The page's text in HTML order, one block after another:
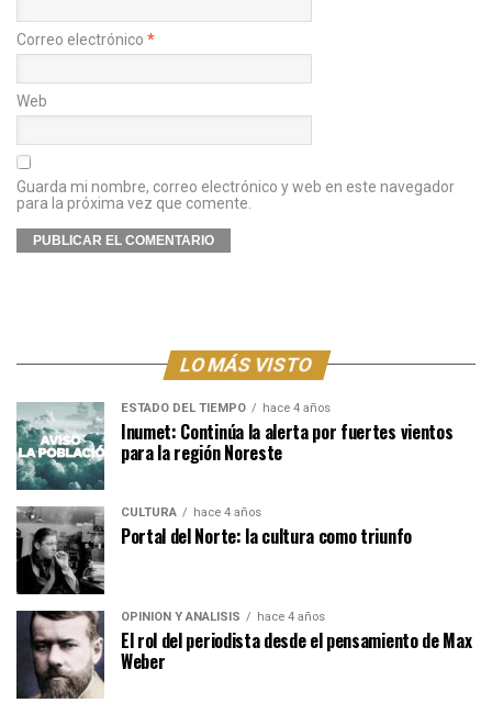
Correo electrónico *
Web
Guarda mi nombre, correo electrónico y web en este navegador
para la próxima vez que comente.
LO MÁS VISTO
ESTADO DEL TIEMPO hace 4 años
Inumet: Continúa la alerta por fuertes vientos
para la región Noreste
CULTURA hace 4 años
Portal del Norte: la cultura como triunfo
OPINIÓN Y ANÁLISIS hace 4 años
El rol del periodista desde el pensamiento de Max
Weber